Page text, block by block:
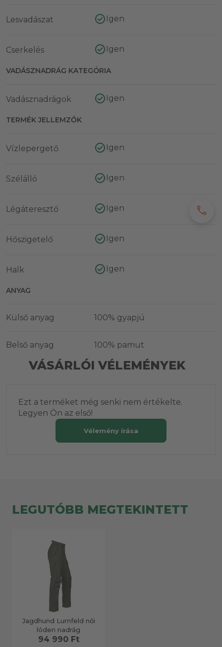
Lesvadászat Igen
Cserkelés Igen
VADÁSZNADRÁG KATEGÓRIA
Vadásznadrágok Igen
TERMÉK JELLEMZŐK
Vízlepergető Igen
Szélálló Igen
Légáteresztő Igen
Hőszigetelő Igen
Halk Igen
ANYAG
Külső anyag 100% gyapjú
Belső anyag 100% pamut
VÁSÁRLÓI VÉLEMÉNYEK
Ezt a terméket még senki nem értékelte.
Legyen Ön az első!
Vélemény írása
LEGUTÓBB MEGTEKINTETT
Jagdhund Lurnfeld női
lóden nadrág
94 990 Ft
call